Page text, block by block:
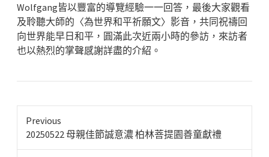
Wolfgang皆以豐富的導覽經驗一一回答，最後大家觀看
及聆聽大師的〈為世界和平祈願文〉影音，共同祝禱回
向世界能早日和平，圓滿此次近兩小時的參訪，來訪者
也以熱烈的掌聲感謝詳盡的介紹。
Previous
Previous
20250522 母親佳節誠意濃 柏林菩提園善童獻禮